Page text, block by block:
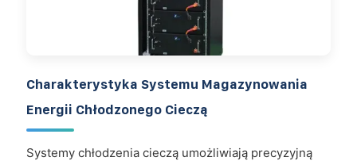
Charakterystyka Systemu Magazynowania
Energii Chłodzonego Cieczą
Systemy chłodzenia cieczą umożliwiają precyzyjną